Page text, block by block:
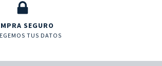
SEGURO
TUS DATOS